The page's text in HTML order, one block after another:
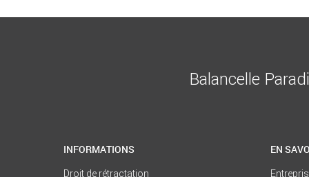
Balancelle
INFORMATIONS
Droit de rétractation
EN